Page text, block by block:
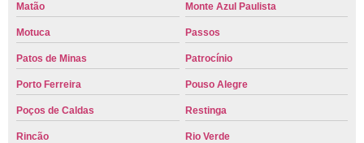
Matão Monte Azul Paulista
Motuca Passos
Patos de Minas Patrocínio
Porto Ferreira Pouso Alegre
Poços de Caldas Restinga
Rincão Rio Verde